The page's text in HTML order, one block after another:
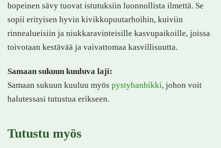
hopeinen sävy tuovat istutuksiin luonnollista ilmettä. Se
sopii erityisen hyvin kivikkopuutarhoihin, kuiviin
rinnealueisiin ja niukkaravinteisille kasvupaikoille, joissa
toivotaan kestävää ja vaivattomaa kasvillisuutta.
Samaan sukuun kuuluva laji:
Samaan sukuun kuuluu myös pystyhanhikki, johon voit
halutessasi tutustua erikseen.
Tutustu myös